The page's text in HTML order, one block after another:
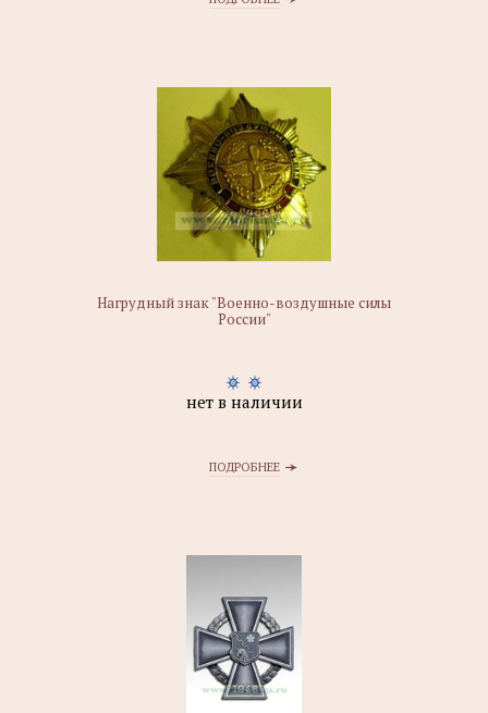
Нагрудный знак "Военно-воздушные силы
России"
нет в наличии
ПОДРОБНЕЕ